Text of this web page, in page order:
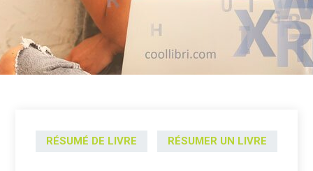
RÉSUMÉ DE LIVRE RÉSUMER UN LIVRE